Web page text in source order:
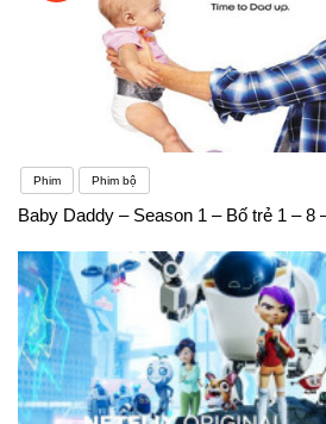
Phim Phim bộ
Baby Daddy – Season 1 – Bố trẻ 1 – 8